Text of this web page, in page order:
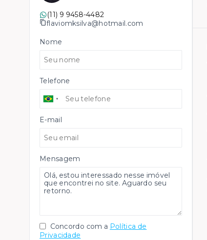
(11) 9 9458-4482
flaviomksilva@hotmail.com
Nome
Telefone
E-mail
Mensagem
Concordo com a Política de
Privacidade